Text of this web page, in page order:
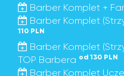
Barber Komplet +
Barber Komplet
110 PLN
Barber Komplet
TOP Barbera od 130 PLN
Barber Komplet